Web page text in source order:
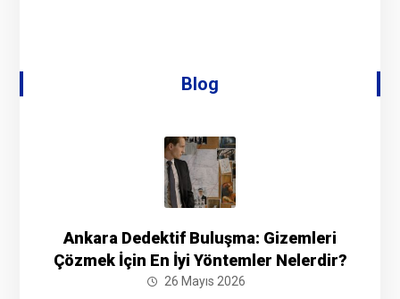
Blog
Ankara Dedektif Buluşma: Gizemleri
Çözmek İçin En İyi Yöntemler Nelerdir?
26 Mayıs 2026